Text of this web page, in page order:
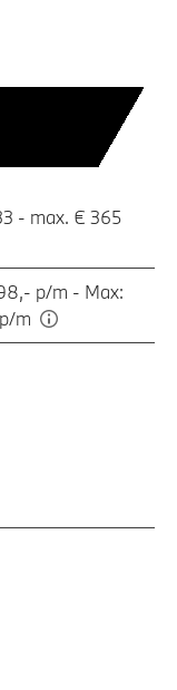
- max. € 365
p/m - Max:
m